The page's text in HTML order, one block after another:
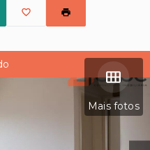
Mais fotos